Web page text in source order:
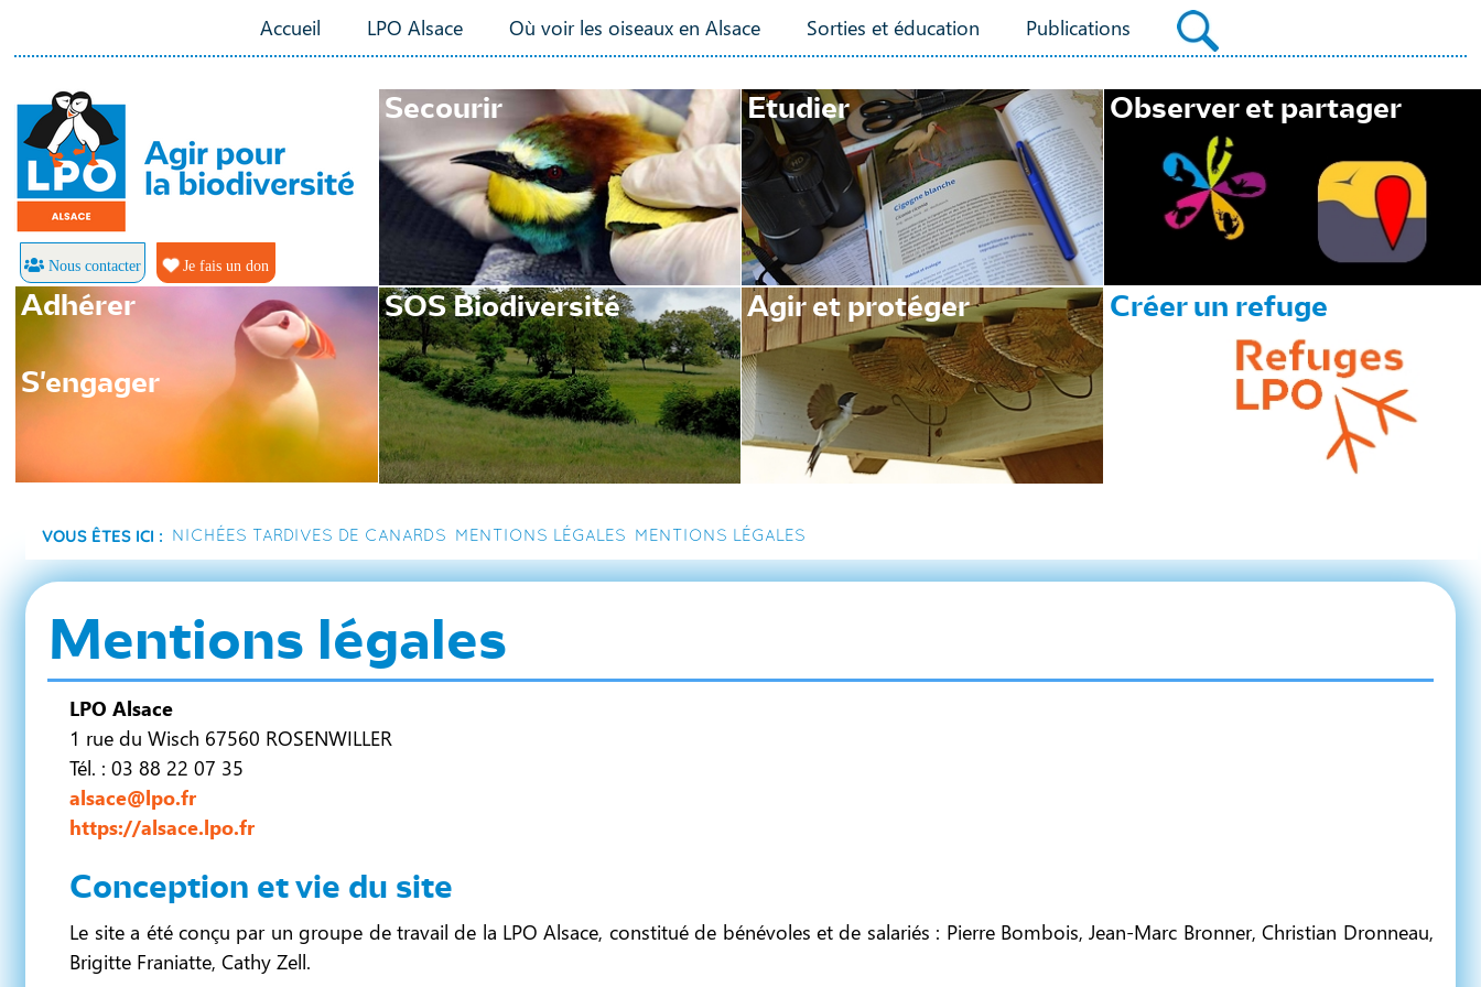
Accueil LPO Alsace Où voir les oiseaux en Alsace Sorties et éducation Publications
Nous contacter Je fais un don
Adhérer
S'engager
Secourir
SOS Biodiversité
Etudier
Agir et protéger
Observer et partager
Créer un refuge
Vous êtes ici : Nichées tardives de canards Mentions légales Mentions légales
Mentions légales
LPO Alsace
1 rue du Wisch 67560 ROSENWILLER
Tél. : 03 88 22 07 35
alsace@lpo.fr
https://alsace.lpo.fr
Conception et vie du site
Le site a été conçu par un groupe de travail de la LPO Alsace, constitué de bénévoles et de salariés : Pierre Bombois, Jean-Marc Bronner, Christian Dronneau,
Brigitte Franiatte, Cathy Zell.